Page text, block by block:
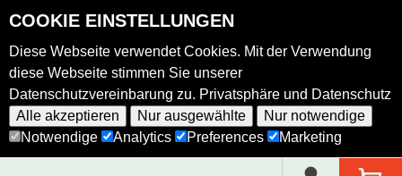
COOKIE EINSTELLUNGEN
Diese Webseite verwendet Cookies. Mit der Verwendung
diese Webseite stimmen Sie unserer
Datenschutzvereinbarung zu. Privatsphäre und Datenschutz
Alle akzeptieren
Nur ausgewählte
Nur notwendige
Notwendige
Analytics Preferences Marketing